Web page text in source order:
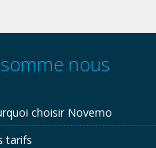
nous
choisir Novemo
tarifs